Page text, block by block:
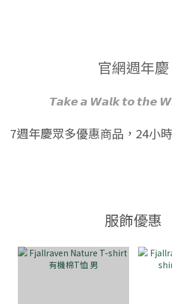
官網週年慶
𝙏𝙖𝙠𝙚 𝙖 𝙒𝙖𝙡𝙠 𝙩𝙤 𝙩𝙝𝙚
7週年慶眾多優惠商品，24小
服飾優惠